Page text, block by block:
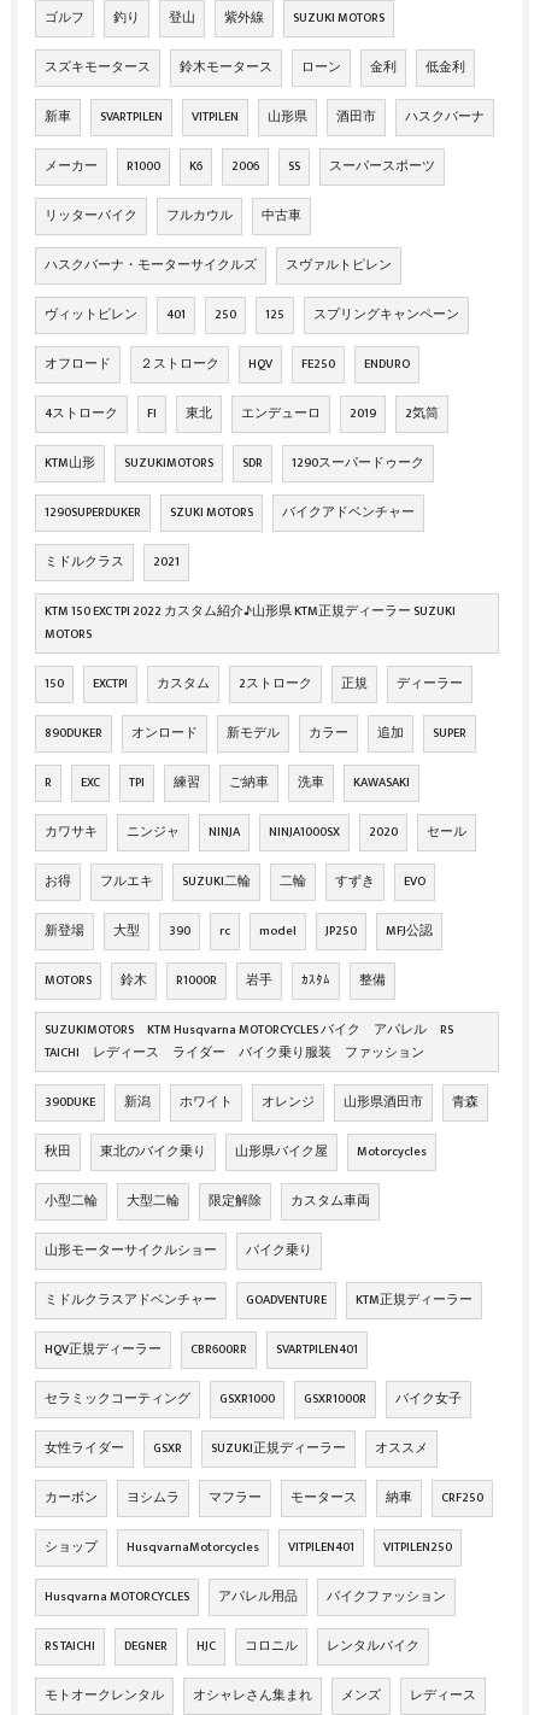
ゴルフ 釣り 登山 紫外線 SUZUKI MOTORS
スズキモータース 鈴木モータース ローン 金利 低金利
新車 SVARTPILEN VITPILEN 山形県 酒田市 ハスクバーナ
メーカー R1000 K6 2006 SS スーパースポーツ
リッターバイク フルカウル 中古車
ハスクバーナ・モーターサイクルズ スヴァルトピレン
ヴィットピレン 401 250 125 スプリングキャンペーン
オフロード ２ストローク HQV FE250 ENDURO
4ストローク FI 東北 エンデューロ 2019 2気筒
KTM山形 SUZUKIMOTORS SDR 1290スーパードゥーク
1290SUPERDUKER SZUKI MOTORS バイクアドベンチャー
ミドルクラス 2021
KTM 150 EXC TPI 2022 カスタム紹介♪山形県 KTM正規ディーラー SUZUKI
MOTORS
150 EXCTPI カスタム 2ストローク 正規 ディーラー
890DUKER オンロード 新モデル カラー 追加 SUPER
R EXC TPI 練習 ご納車 洗車 KAWASAKI
カワサキ ニンジャ NINJA NINJA1000SX 2020 セール
お得 フルエキ SUZUKI二輪 二輪 すずき EVO
新登場 大型 390 rc model JP250 MFJ公認
MOTORS 鈴木 R1000R 岩手 ｶｽﾀﾑ 整備
SUZUKIMOTORS KTM Husqvarna MOTORCYCLES バイク アパレル RS
TAICHI レディース ライダー バイク乗り服装 ファッション
390DUKE 新潟 ホワイト オレンジ 山形県酒田市 青森
秋田 東北のバイク乗り 山形県バイク屋 Motorcycles
小型二輪 大型二輪 限定解除 カスタム車両
山形モーターサイクルショー バイク乗り
ミドルクラスアドベンチャー GOADVENTURE KTM正規ディーラー
HQV正規ディーラー CBR600RR SVARTPILEN401
セラミックコーティング GSXR1000 GSXR1000R バイク女子
女性ライダー GSXR SUZUKI正規ディーラー オススメ
カーボン ヨシムラ マフラー モータース 納車 CRF250
ショップ HusqvarnaMotorcycles VITPILEN401 VITPILEN250
Husqvarna MOTORCYCLES アパレル用品 バイクファッション
RS TAICHI DEGNER HJC コロニル レンタルバイク
モトオークレンタル オシャレさん集まれ メンズ レディース